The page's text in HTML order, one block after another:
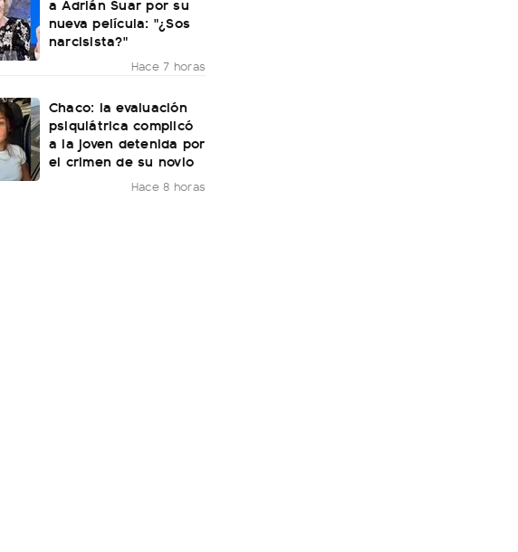
nueva película: "¿Sos
narcisista?"
Hace 7 horas
Chaco: la evaluación
psiquiátrica complicó
a la joven detenida por
el crimen de su novio
Hace 8 horas